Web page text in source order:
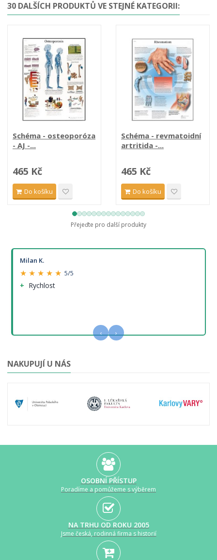
30 DALŠÍCH PRODUKTŮ VE STEJNÉ KATEGORII:
Schéma - osteoporóza
- AJ -...
465 Kč
Do košíku
Schéma - revmatoidní
artritida -...
465 Kč
Do košíku
Přejeďte pro další produkty
Milan K.
★ ★ ★ ★ ★ 5/5
Rychlost
‹ ›
NAKUPUJÍ U NÁS
OSOBNÍ PŘÍSTUP
Poradíme a pomůžeme s výběrem
NA TRHU OD ROKU 2005
Jsme česká, rodinná firma s historií